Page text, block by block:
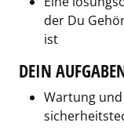
der Du
ist
DEIN
Wartung